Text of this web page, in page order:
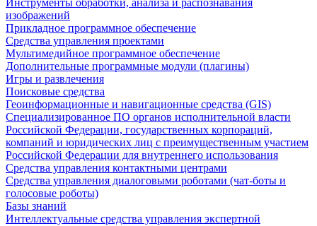
Инструменты обработки, анализа и распознавания
изображений
Прикладное программное обеспечение
Средства управления проектами
Мультимедийное программное обеспечение
Дополнительные программные модули (плагины)
Игры и развлечения
Поисковые средства
Геоинформационные и навигационные средства (GIS)
Специализированное ПО органов исполнительной власти
Российской Федерации, государственных корпораций,
компаний и юридических лиц с преимущественным участием
Российской Федерации для внутреннего использования
Средства управления контактными центрами
Средства управления диалоговыми роботами (чат-боты и
голосовые роботы)
Базы знаний
Интеллектуальные средства управления экспертной